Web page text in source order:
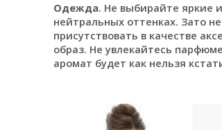
Одежда. Не выбирайте яркие
нейтральных оттенках. Зато
присутствовать в качестве
образ. Не увлекайтесь
аромат будет как нельзя